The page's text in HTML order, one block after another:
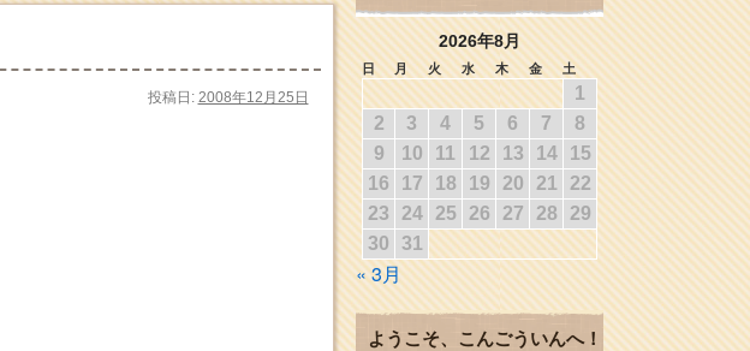
投稿日: 2008年12月25日
2026年8月
日 月 火 水 木 金 土
1
2
3 4 5 6 7
8
9
10 11 12 13 14
15
16
17 18 19 20 21
22
23
24 25 26 27 28
29
30
31
« 3月
ようこそ、こんごういんへ！